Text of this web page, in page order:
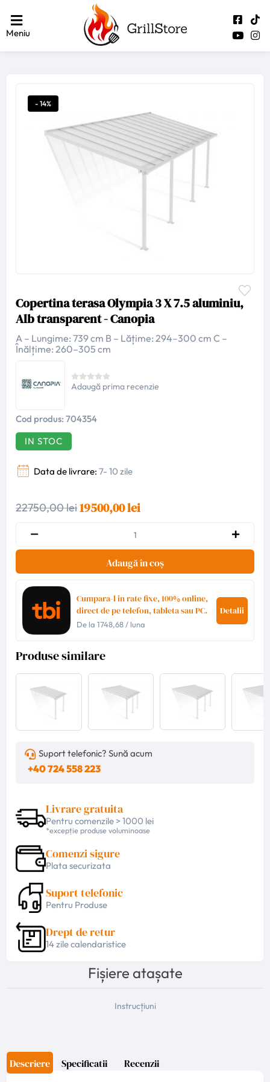
Meniu
- 14%
Copertina terasa Olympia 3 X 7.5 aluminiu,
Alb transparent - Canopia
A – Lungime: 739 cm B – Lățime: 294–300 cm C –
Înălțime: 260–305 cm
Adaugă prima recenzie
Cod produs: 704354
IN STOC
Data de livrare: 7- 10 zile
22750,00 lei19500,00 lei
Adaugă în coș
Cumpara-l in rate fixe, 100% online,
direct de pe telefon, tableta sau PC.
De la1748,68 / luna
Detalii
Produse similare
Suport telefonic? Sună acum
+40 724 558 223
Livrare gratuita
Pentru comenzile > 1000 lei
*excepție produse voluminoase
Comenzi sigure
Plata securizata
Suport telefonic
Pentru Produse
Drept de retur
14 zile calendaristice
Fișiere atașate
Instrucțiuni
Descriere Specificatii Recenzii